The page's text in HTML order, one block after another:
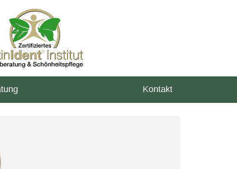
Kontakt